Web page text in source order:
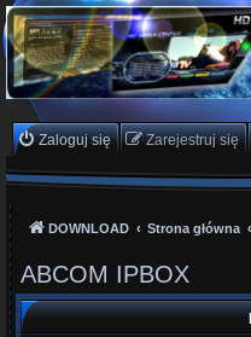
PKTeam - Polish
Team
Hyperion, Enigma, E2, PKT, listy
Zaloguj się Zarejestruj się
DOWNLOAD Strona główna
ABCOM IPBOX